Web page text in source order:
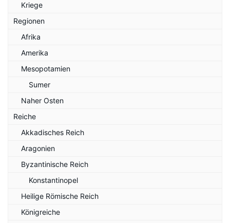
Kriege
Regionen
Afrika
Amerika
Mesopotamien
Sumer
Naher Osten
Reiche
Akkadisches Reich
Aragonien
Byzantinische Reich
Konstantinopel
Heilige Römische Reich
Königreiche